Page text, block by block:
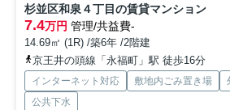
杉並区和泉４丁目の賃貸マンション
7.4万円 管理/共益費-
14.69㎡ (1R) /築6年 /2階建
京王井の頭線「永福町」駅 徒歩16分
インターネット対応 敷地内ごみ置き場
公共下水